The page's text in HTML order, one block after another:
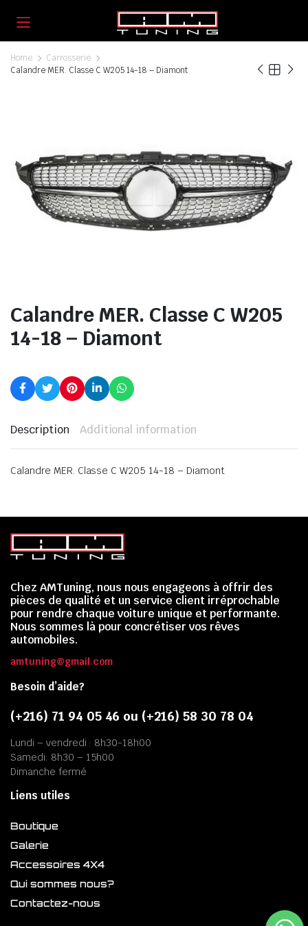
Home
Carrosserie
Calandre MER. Classe C W205 14-18 – Diamont
Calandre MER. Classe C W205
14-18 – Diamont
Description Additional information
Calandre MER. Classe C W205 14-18 – Diamont
Chez AMTuning, nous nous engageons à offrir des
pièces de qualité et un service client irréprochable
pour rendre chaque voiture unique et performante.
Nous sommes là pour concrétiser vos rêves
automobiles.
amtuning@gmail.com
Besoin d’aide?
(+216) 71 94 05 46 ou (+216) 58 30 78 04
Lundi – vendredi : 8h30-18h00
Samedi: 8h30 – 15h00
Dimanche fermé
Liens utiles
Boutique
Galerie
Accessoires 4X4
Qui sommes nous?
Contactez-nous